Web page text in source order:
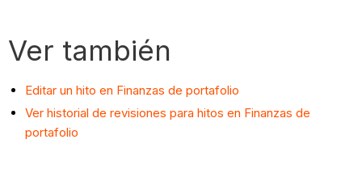
Ver también
Editar un hito en Finanzas de portafolio
Ver historial de revisiones para hitos en Finanzas de
portafolio